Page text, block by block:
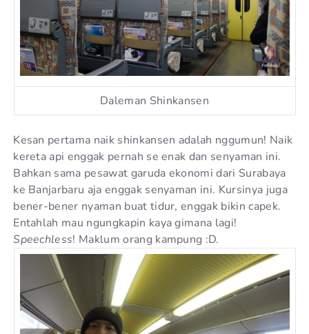
Daleman Shinkansen
Kesan pertama naik shinkansen adalah nggumun! Naik
kereta api enggak pernah se enak dan senyaman ini.
Bahkan sama pesawat garuda ekonomi dari Surabaya
ke Banjarbaru aja enggak senyaman ini. Kursinya juga
bener-bener nyaman buat tidur, enggak bikin capek.
Entahlah mau ngungkapin kaya gimana lagi!
Speechless! Maklum orang kampung :D.